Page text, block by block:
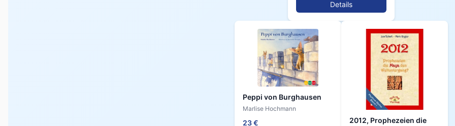
Details
Peppi von Burghausen
Marlise Hochmann
23 €
2012, Prophezeien die